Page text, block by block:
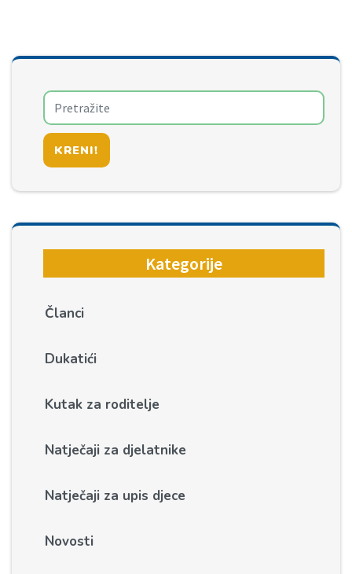
KRENI!
Kategorije
Članci
Dukatići
Kutak za roditelje
Natječaji za djelatnike
Natječaji za upis djece
Novosti